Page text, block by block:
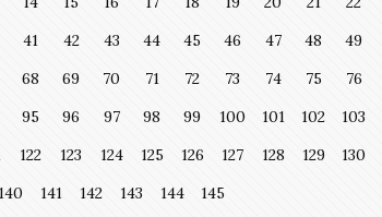
41 42 43 44 45 46 47 48 49
68 69 70 71 72 73 74 75 76
95 96 97 98 99 100 101 102 103
122 123 124 125 126 127 128 129 130
140 141 142 143 144 145